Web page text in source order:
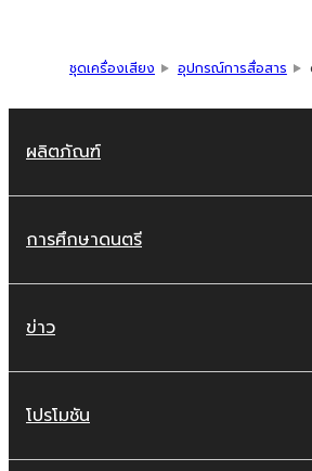
ชุดเครื่องเสียง อุปกรณ์การสื่อสาร
ผลิตภัณฑ์
การศึกษาดนตรี
ข่าว
โปรโมชัน